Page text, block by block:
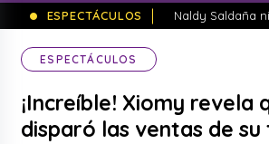
ESPECTÁCULOS
Naldy Saldaña
ESPECTÁCULOS
¡Increíble! Xiomy revela
disparó las ventas de su